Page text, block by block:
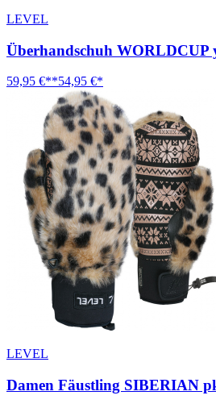
LEVEL
Überhandschuh WORLDCUP
59,95 €**54,95 €*
LEVEL
Damen Fäustling SIBERIAN